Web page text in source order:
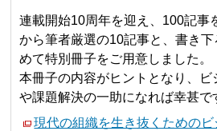
連載開始10周年を迎え、100記事
から筆者厳選の10記事と、書き
めて特別冊子をご用意しました。
本冊子の内容がヒントとなり、ビ
や課題解決の一助になれば幸甚で
現代の組織を生き抜くための